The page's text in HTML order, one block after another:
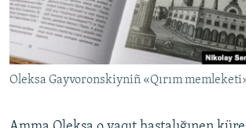
Oleksa Gayvoronskiyniñ «Qırım